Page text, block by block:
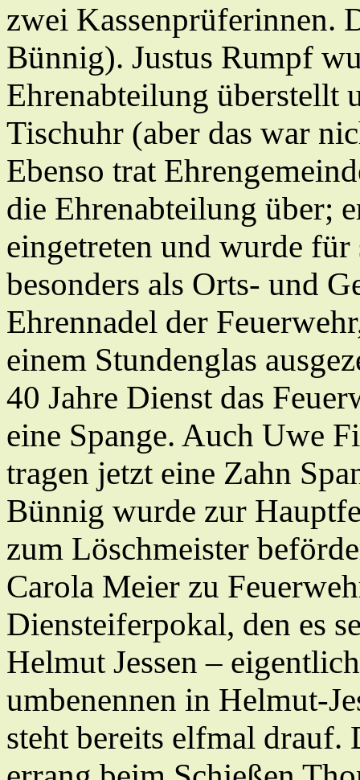
zwei Kassenprüferinnen.
Bünnig). Justus Rumpf
Ehrenabteilung überstellt
Tischuhr (aber das war
Ebenso trat
die Ehrenabteilung über;
eingetreten und wurde für
besonders als Orts- und
Ehrennadel der
einem Stundenglas
40 Jahre Dienst das
eine Spange. Auch Uwe
tragen jetzt eine Zahn
Bünnig wurde zur
zum Löschmeister
Carola Meier zu
Diensteiferpokal, den es
Helmut Jessen –
umbenennen in Helmut-
steht bereits elfmal drauf.